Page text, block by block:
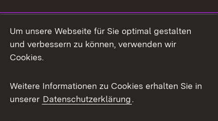
Facebook
X / Twitter
Youtube
Um unsere Webseite für Sie optimal gestalten
und verbessern zu können, verwenden wir
Cookies.
Weitere Informationen zu Cookies erhalten Sie in
unserer Datenschutzerklärung.